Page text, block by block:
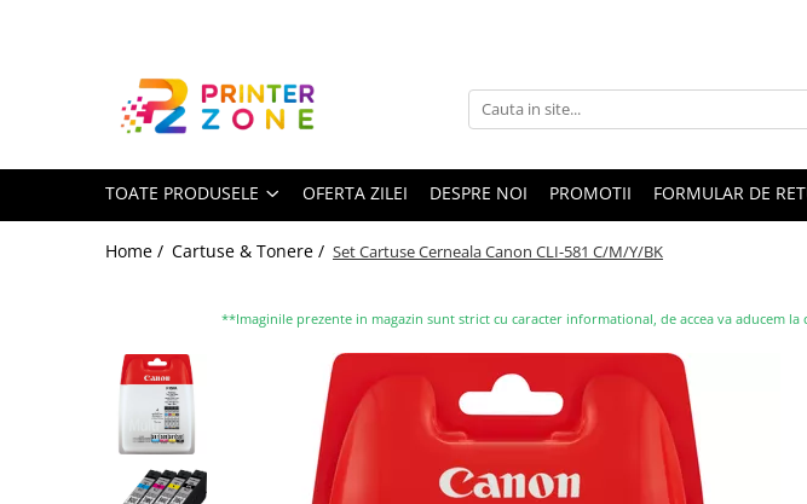
Toate Produsele
Imprimante cu jet
Imprimante termice
Imprimante matriciale
Accesorii imprimante
Accesorii multifunctionale
TOATE PRODUSELE OFERTA ZILEI DESPRE NOI PROMOTII FORMULAR DE
Home / Cartuse & Tonere / Set Cartuse Cerneala Canon CLI-581 C/M/Y/BK
**Imaginile prezente in magazin sunt strict cu caracter informational, de accea va aducem